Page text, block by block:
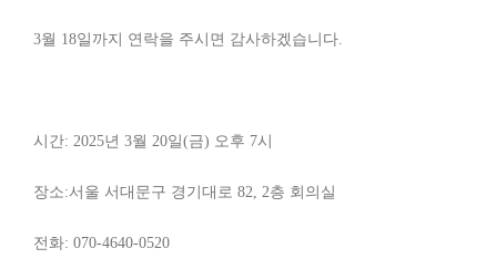
3월 18일까지 연락을 주시면 감사하겠습니다.
시간: 2025년 3월 20일(금) 오후 7시
장소:서울 서대문구 경기대로 82, 2층 회의실
전화: 070-4640-0520